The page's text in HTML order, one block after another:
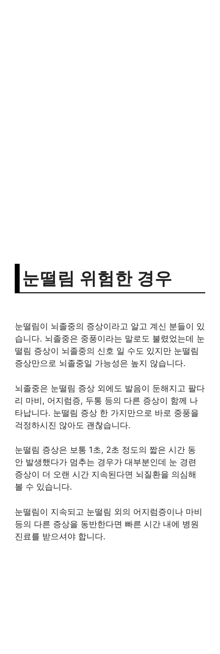
눈떨림 위험한 경우
눈떨림이 뇌졸중의 증상이라고 알고 계신 분들이 있
습니다. 뇌졸중은 중풍이라는 말로도 불렸었는데 눈
떨림 증상이 뇌졸중의 신호 일 수도 있지만 눈떨림
증상만으로 뇌졸중일 가능성은 높지 않습니다.
뇌졸중은 눈떨림 증상 외에도 발음이 둔해지고 팔다
리 마비, 어지럼증, 두통 등의 다른 증상이 함께 나
타납니다. 눈떨림 증상 한 가지만으로 바로 중풍을
걱정하시진 않아도 괜찮습니다.
눈떨림 증상은 보통 1초, 2초 정도의 짧은 시간 동
안 발생했다가 멈추는 경우가 대부분인데 눈 경련
증상이 더 오랜 시간 지속된다면 뇌질환을 의심해
볼 수 있습니다.
눈떨림이 지속되고 눈떨림 외의 어지럼증이나 마비
등의 다른 증상을 동반한다면 빠른 시간 내에 병원
진료를 받으셔야 합니다.